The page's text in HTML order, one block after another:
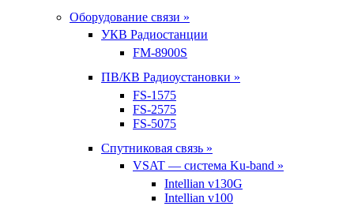
Оборудование связи »
УКВ Радиостанции
FM-8900S
ПВ/КВ Радиоустановки »
FS-1575
FS-2575
FS-5075
Спутниковая связь »
VSAT — система Ku-band »
Intellian v130G
Intellian v100